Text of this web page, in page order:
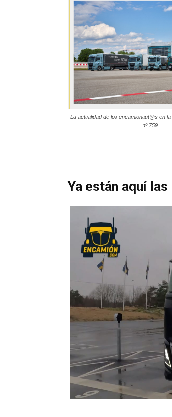
La actualidad de los encamionaut@s en
nº 759
Ya están aquí